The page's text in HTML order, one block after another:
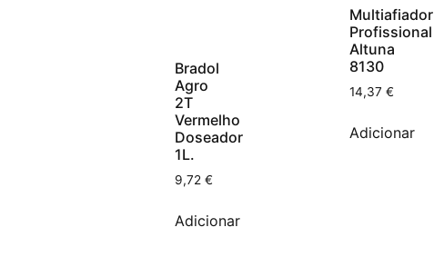
Bradol
Agro
2T
Vermelho
Doseador
1L.
9,72 €
Adicionar
Multiafiador
Profissional
Altuna
8130
14,37 €
Adicionar